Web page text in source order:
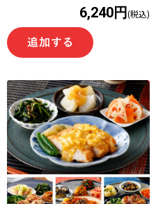
6,240円(税込)